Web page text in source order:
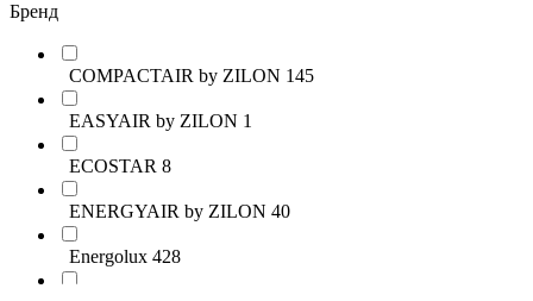
Бренд
COMPACTAIR by ZILON 145
EASYAIR by ZILON 1
ECOSTAR 8
ENERGYAIR by ZILON 40
Energolux 428